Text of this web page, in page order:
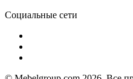
Социальные сети